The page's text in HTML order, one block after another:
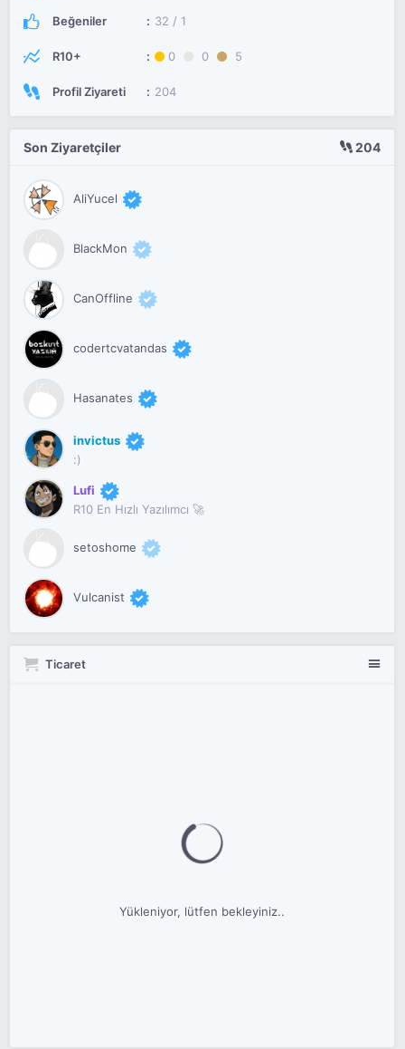
Beğeniler 32 / 1
R10+ 0 0 5
Profil Ziyareti 204
Son Ziyaretçiler 204
AliYucel
BlackMon
CanOffline
codertcvatandas
Hasanates
invictus
:)
Lufi
R10 En Hızlı Yazılımcı 🚀
setoshome
Vulcanist
Ticaret
Yükleniyor, lütfen bekleyiniz..